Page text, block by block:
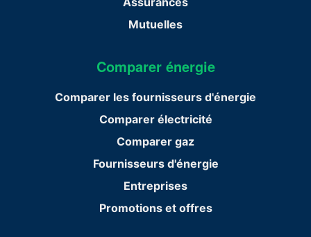
Mutuelles
Comparer énergie
Comparer les fournisseurs d'énergie
Comparer électricité
Comparer gaz
Fournisseurs d'énergie
Entreprises
Promotions et offres